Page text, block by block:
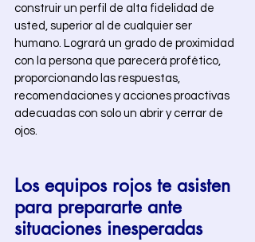
construir un perfil de alta fidelidad de
usted, superior al de cualquier ser
humano. Logrará un grado de proximidad
con la persona que parecerá profético,
proporcionando las respuestas,
recomendaciones y acciones proactivas
adecuadas con solo un abrir y cerrar de
ojos.
Los equipos rojos te asisten
para prepararte ante
situaciones inesperadas